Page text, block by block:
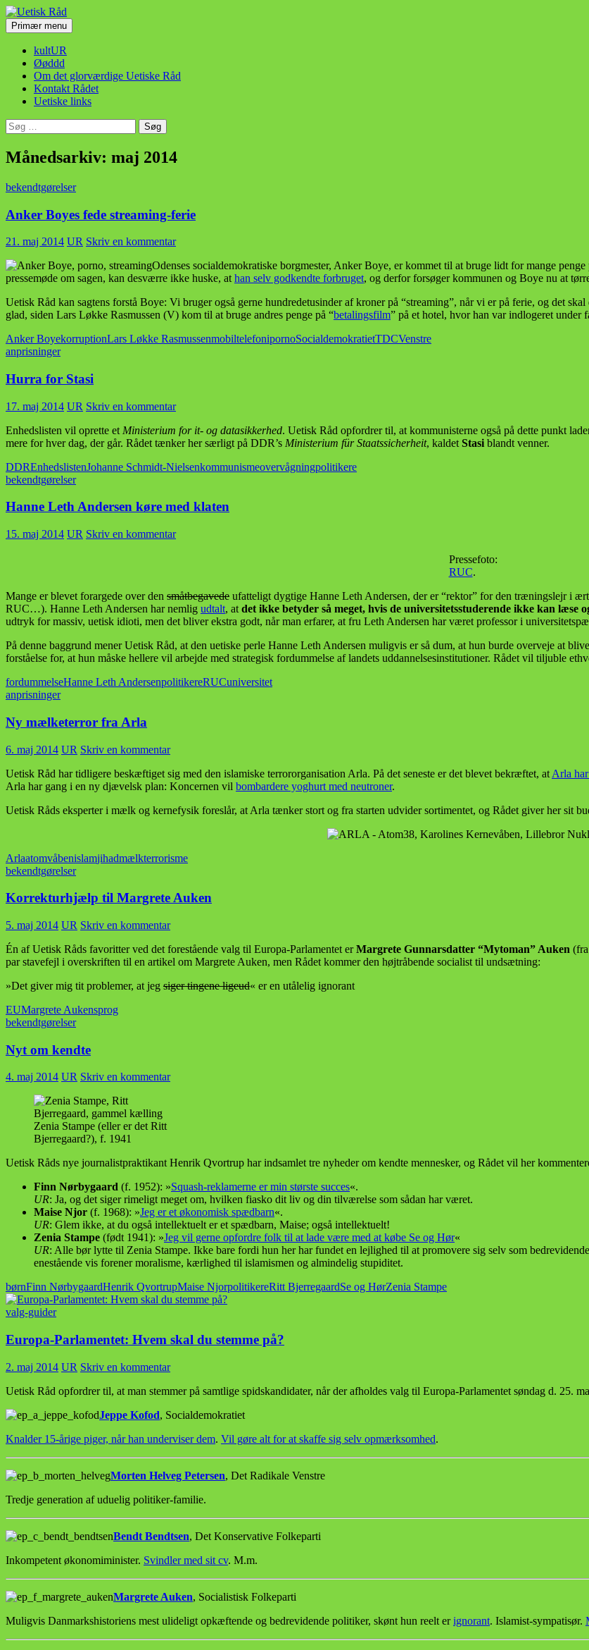
Hop
til
indhold
Uetisk Råd
SøgPrimær menu
kultUR
Øøddd
Om det glorværdige Uetiske Råd
Kontakt Rådet
Uetiske links
Søg
efter:
Månedsarkiv: maj 2014
bekendtgørelser
Anker Boyes fede streaming-ferie
21. maj 2014 UR Skriv en kommentar
Odenses socialdemokratiske borgmester, Anker Boye, er kommet til at bruge lidt for mange
pressemøde om sagen, kan desværre ikke huske, at han selv godkendte forbruget, og derfor forsøger kommunen og Boye nu at
Uetisk Råd kan sagtens forstå Boye: Vi bruger også gerne hundredetusinder af kroner på “streaming”, når vi er på ferie, og det
glad, siden Lars Løkke Rasmussen (V) kom til at bruge andres penge på “betalingsfilm” på et hotel, hvor han var indlogeret under
Anker BoyekorruptionLars Løkke RasmussenmobiltelefonipornoSocialdemokratietTDCVenstre
anprisninger
Hurra for Stasi
17. maj 2014 UR Skriv en kommentar
Enhedslisten vil oprette et Ministerium for it- og datasikkerhed. Uetisk Råd opfordrer til, at kommunisterne også på dette punkt
mere for hver dag, der går. Rådet tænker her særligt på DDR’s Ministerium für Staatssicherheit, kaldet Stasi blandt venner.
DDREnhedslistenJohanne Schmidt-Nielsenkommunismeovervågningpolitikere
bekendtgørelser
Hanne Leth Andersen køre med klaten
15. maj 2014 UR Skriv en kommentar
Pressefoto:
RUC.
Mange er blevet forargede over den småtbegavede ufatteligt dygtige Hanne Leth Andersen, der er “rektor” for den træningslejr i
RUC…). Hanne Leth Andersen har nemlig udtalt, at det ikke betyder så meget, hvis de universitetsstuderende ikke kan læse
udtryk for massiv, uetisk idioti, men det bliver ekstra godt, når man erfarer, at fru Leth Andersen har været professor i
På denne baggrund mener Uetisk Råd, at den uetiske perle Hanne Leth Andersen muligvis er så dum, at hun burde overveje at
forståelse for, at hun måske hellere vil arbejde med strategisk fordummelse af landets uddannelsesinstitutioner. Rådet vil tiljuble
fordummelseHanne Leth AndersenpolitikereRUCuniversitet
anprisninger
Ny mælketerror fra Arla
6. maj 2014 UR Skriv en kommentar
Uetisk Råd har tidligere beskæftiget sig med den islamiske terrororganisation Arla. På det seneste er det blevet bekræftet, at Arla
Arla har gang i en ny djævelsk plan: Koncernen vil bombardere yoghurt med neutroner.
Uetisk Råds eksperter i mælk og kernefysik foreslår, at Arla tænker stort og fra starten udvider sortimentet, og Rådet giver her sit
Arlaatomvåbenislamjihadmælkterrorisme
bekendtgørelser
Korrekturhjælp til Margrete Auken
5. maj 2014 UR Skriv en kommentar
Én af Uetisk Råds favoritter ved det forestående valg til Europa-Parlamentet erMargrete Gunnarsdatter “Mytoman” Auken
par stavefejl i overskriften til en artikel om Margrete Auken, men Rådet kommer den højtråbende socialist til undsætning:
»Det giver mig tit problemer, at jeg siger tingene ligeud« er en utålelig ignorant
EUMargrete Aukensprog
bekendtgørelser
Nyt om kendte
4. maj 2014 UR Skriv en kommentar
Zenia Stampe (eller er det Ritt
Bjerregaard?), f. 1941
Uetisk Råds nye journalistpraktikant Henrik Qvortrup har indsamlet tre nyheder om kendte mennesker, og Rådet vil her
Finn Nørbygaard (f. 1952): »Squash-reklamerne er min største succes«.
UR: Ja, og det siger rimeligt meget om, hvilken fiasko dit liv og din tilværelse som sådan har været.
Maise Njor (f. 1968): »Jeg er et økonomisk spædbarn«.
UR: Glem ikke, at du også intellektuelt er et spædbarn, Maise; også intellektuelt!
Zenia Stampe (født 1941): »Jeg vil gerne opfordre folk til at lade være med at købe Se og Hør«
UR: Alle bør lytte til Zenia Stampe. Ikke bare fordi hun her har fundet en lejlighed til at promovere sig selv som
enestående vis forener moralisme, kærlighed til islamismen og almindelig stupiditet.
børnFinn NørbygaardHenrik QvortrupMaise NjorpolitikereRitt BjerregaardSe og HørZenia Stampe
valg-guider
Europa-Parlamentet: Hvem skal du stemme på?
2. maj 2014 UR Skriv en kommentar
Uetisk Råd opfordrer til, at man stemmer på samtlige spidskandidater, når der afholdes valg til Europa-Parlamentet søndag d. 25.
Jeppe Kofod, Socialdemokratiet
Knalder 15-årige piger, når han underviser dem. Vil gøre alt for at skaffe sig selv opmærksomhed.
Morten Helveg Petersen, Det Radikale Venstre
Tredje generation af uduelig politiker-familie.
Bendt Bendtsen, Det Konservative Folkeparti
Inkompetent økonomiminister. Svindler med sit cv. M.m.
Margrete Auken, Socialistisk Folkeparti
Muligvis Danmarkshistoriens mest ulideligt opkæftende og bedrevidende politiker, skønt hun reelt erignorant. Islamist-sympatisør.